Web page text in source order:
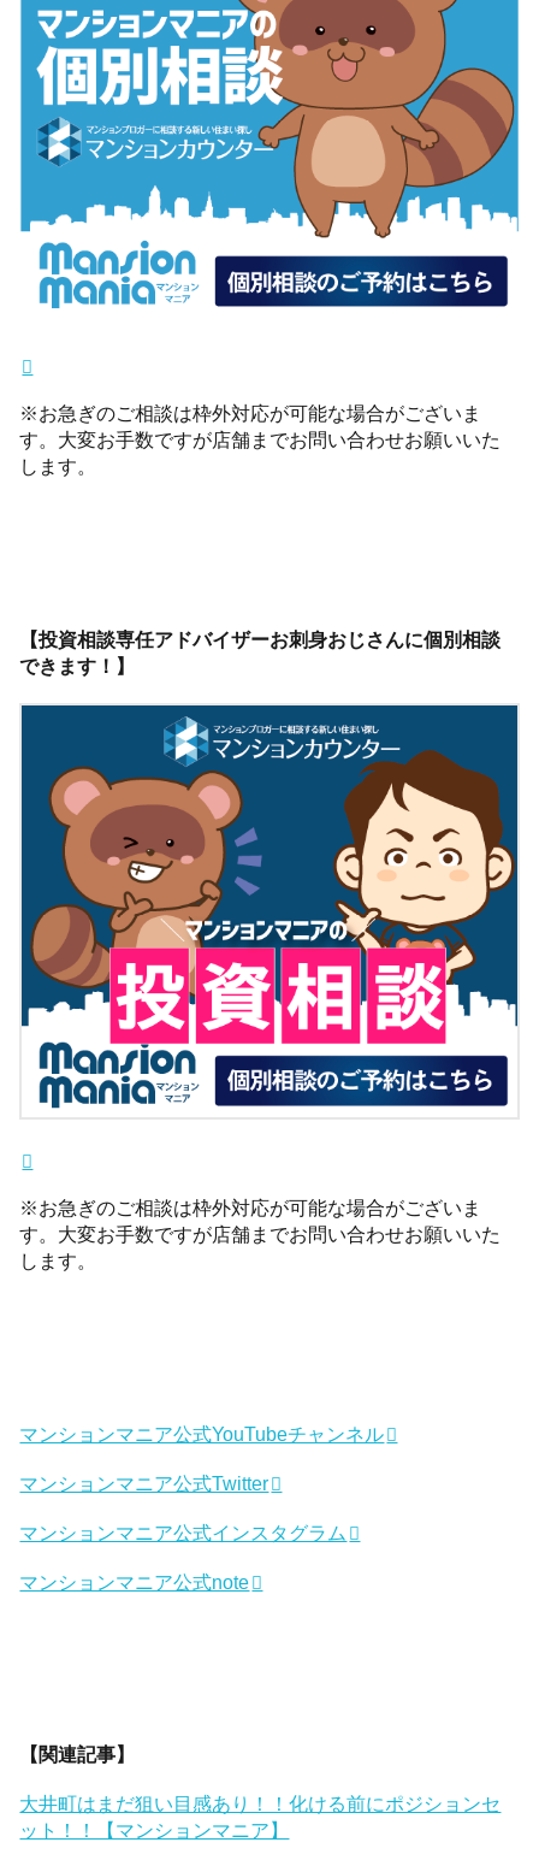
※お急ぎのご相談は枠外対応が可能な場合がございま
す。大変お手数ですが店舗までお問い合わせお願いいた
します。
【投資相談専任アドバイザーお刺身おじさんに個別相談
できます！】
※お急ぎのご相談は枠外対応が可能な場合がございま
す。大変お手数ですが店舗までお問い合わせお願いいた
します。
マンションマニア公式YouTubeチャンネル
マンションマニア公式Twitter
マンションマニア公式インスタグラム
マンションマニア公式note
【関連記事】
大井町はまだ狙い目感あり！！化ける前にポジションセ
ット！！【マンションマニア】